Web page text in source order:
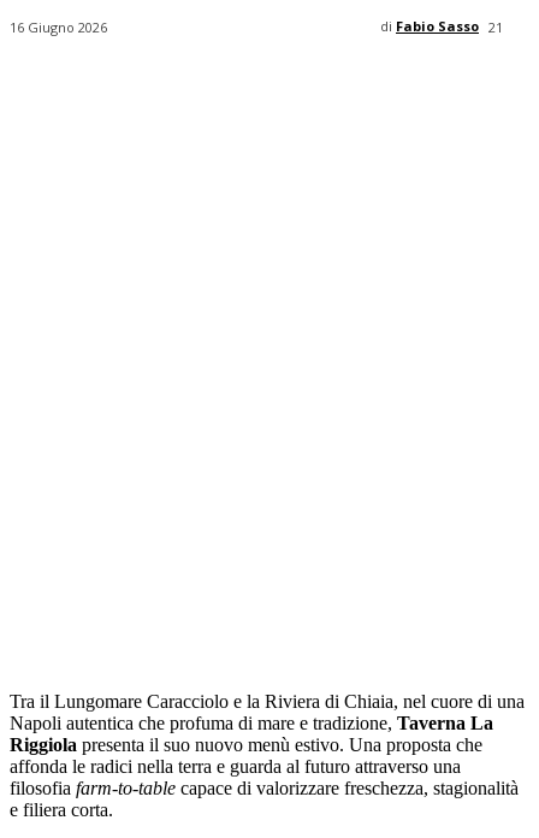
16 Giugno 2026 21
di Fabio Sasso
Tra il Lungomare Caracciolo e la Riviera di Chiaia, nel cuore di una
Napoli autentica che profuma di mare e tradizione, Taverna La
Riggiola presenta il suo nuovo menù estivo. Una proposta che
affonda le radici nella terra e guarda al futuro attraverso una
filosofia farm-to-table capace di valorizzare freschezza, stagionalità
e filiera corta.